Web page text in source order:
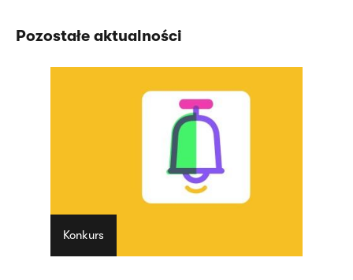
Pozostałe aktualności
Konkurs